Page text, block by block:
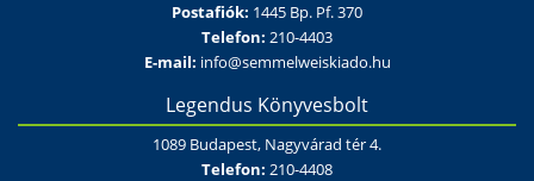
Postafiók: 1445 Bp. Pf. 370
Telefon: 210-4403
E-mail: info@semmelweiskiado.hu
Legendus Könyvesbolt
1089 Budapest, Nagyvárad tér 4.
Telefon: 210-4408